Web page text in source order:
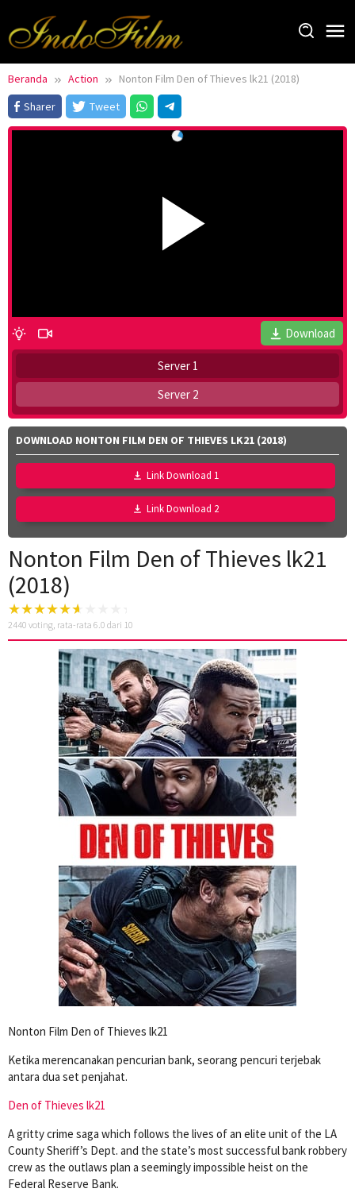
konten
Beranda Action
Nonton Film Den of Thieves lk21 (2018)
Sharer
Tweet
Download
Server 1
Server 2
DOWNLOAD NONTON FILM DEN OF THIEVES LK21 (2018)
Link Download 1
Link Download 2
Nonton Film Den of Thieves lk21
(2018)
2440 voting, rata-rata 6.0 dari 10
Nonton Film Den of Thieves lk21
Ketika merencanakan pencurian bank, seorang pencuri terjebak
antara dua set penjahat.
Den of Thieves lk21
A gritty crime saga which follows the lives of an elite unit of the LA
County Sheriff’s Dept. and the state’s most successful bank robbery
crew as the outlaws plan a seemingly impossible heist on the
Federal Reserve Bank.